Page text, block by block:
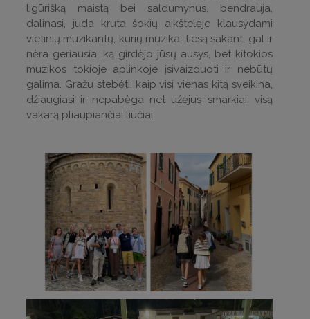
ligūrišką maistą bei saldumynus, bendrauja,
dalinasi, juda kruta šokių aikštelėje klausydami
vietinių muzikantų, kurių muzika, tiesą sakant, gal ir
nėra geriausia, ką girdėjo jūsų ausys, bet kitokios
muzikos tokioje aplinkoje įsivaizduoti ir nebūtų
galima. Gražu stebėti, kaip visi vienas kitą sveikina,
džiaugiasi ir nepabėga net užėjus smarkiai, visą
vakarą pliaupiančiai liūčiai.